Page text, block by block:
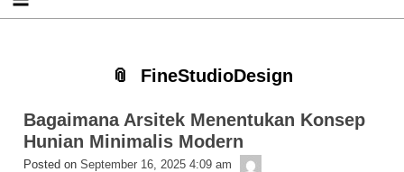
FineStudioDesign
Bagaimana Arsitek Menentukan Konsep
Hunian Minimalis Modern
Posted on September 16, 2025 4:09 am